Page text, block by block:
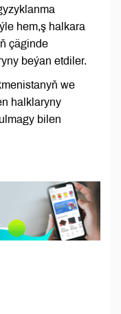
hem,ş halkara
çäginde
beýan etdiler.
we
halklaryny
bilen